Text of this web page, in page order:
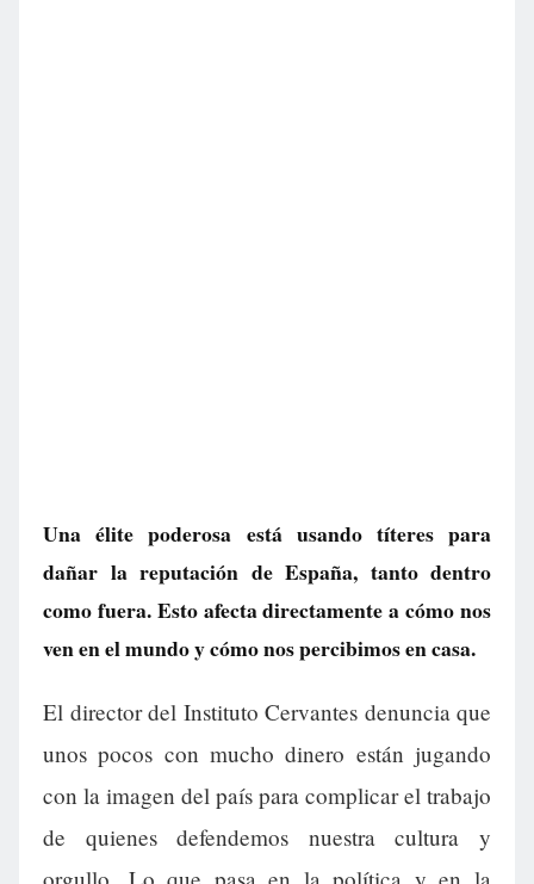
Una élite poderosa está usando títeres para
dañar la reputación de España, tanto dentro
como fuera. Esto afecta directamente a cómo nos
ven en el mundo y cómo nos percibimos en casa.
El director del Instituto Cervantes denuncia que
unos pocos con mucho dinero están jugando
con la imagen del país para complicar el trabajo
de quienes defendemos nuestra cultura y